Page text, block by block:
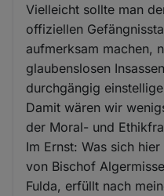
Vielleicht sollte man
offiziellen
aufmerksam machen,
glaubenslosen
durchgängig
Damit wären wir
der Moral- und
Im Ernst: Was sich
von Bischof
Fulda, erfüllt nach